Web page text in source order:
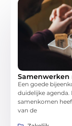
Een goede
duidelijke
samenkomen
van de